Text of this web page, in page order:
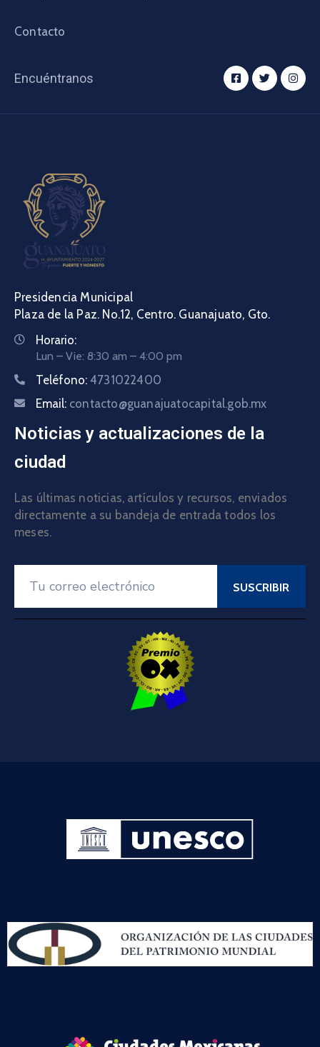
Contacto
Encuéntranos
Presidencia Municipal
Plaza de la Paz. No.12, Centro. Guanajuato, Gto.
Horario:
Lun – Vie: 8:30 am – 4:00 pm
Teléfono: 4731022400
Email: contacto@guanajuatocapital.gob.mx
Noticias y actualizaciones de la
ciudad
Las últimas noticias, artículos y recursos, enviados
directamente a su bandeja de entrada todos los
meses.